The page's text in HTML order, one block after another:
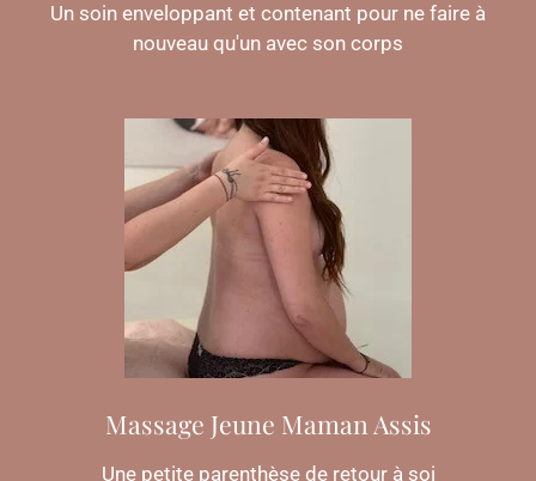
Un soin enveloppant et contenant pour ne faire à
nouveau qu'un avec son corps
Massage Jeune Maman Assis
Une petite parenthèse de retour à soi